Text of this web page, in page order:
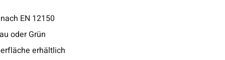
EN 12150
oder Grün
erhältlich